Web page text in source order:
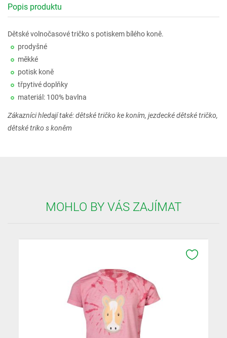
Popis produktu
Dětské volnočasové tričko s potiskem bílého koně.
prodyšné
měkké
potisk koně
třpytivé doplňky
materiál: 100% bavlna
Zákazníci hledají také: dětské tričko ke koním, jezdecké dětské tričko,
dětské triko s koněm
MOHLO BY VÁS ZAJÍMAT